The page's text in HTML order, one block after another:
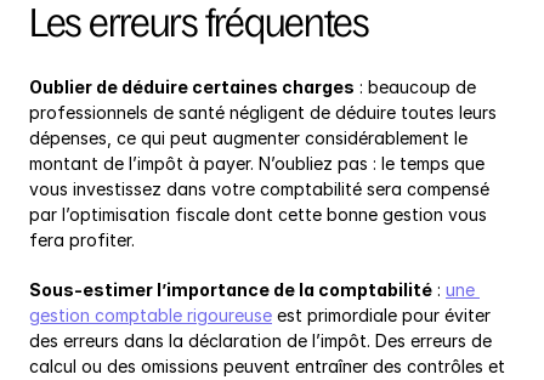
Les erreurs fréquentes
Oublier de déduire certaines charges : beaucoup de
professionnels de santé négligent de déduire toutes leurs
dépenses, ce qui peut augmenter considérablement le
montant de l’impôt à payer. N’oubliez pas : le temps que
vous investissez dans votre comptabilité sera compensé
par l’optimisation fiscale dont cette bonne gestion vous
fera profiter.
Sous-estimer l’importance de la comptabilité : une
gestion comptable rigoureuse est primordiale pour éviter
des erreurs dans la déclaration de l’impôt. Des erreurs de
calcul ou des omissions peuvent entraîner des contrôles et